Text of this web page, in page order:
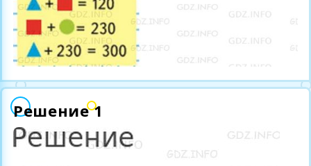
Решение 1